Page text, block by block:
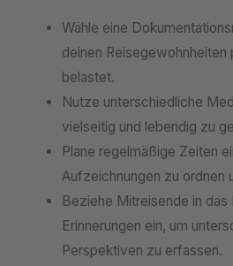
Wähle eine
deinen Reisegewohnheiten
belastet.
Nutze unterschiedliche
vielseitig und lebendig zu
Plane regelmäßige Zeiten
Aufzeichnungen zu ordnen
Beziehe Mitreisende in das
Erinnerungen ein, um
Perspektiven zu erfassen.